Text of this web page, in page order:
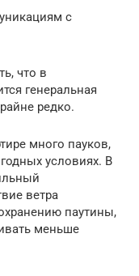
с
что в
генеральная
редко.
много пауков,
условиях. В
ветра
паутины,
меньше